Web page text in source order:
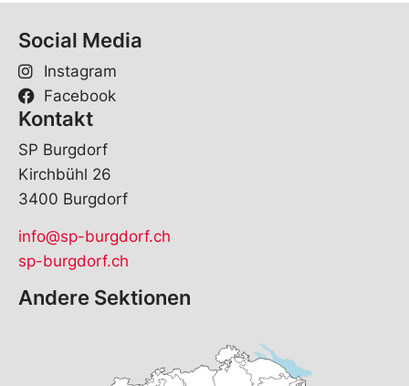
Social Media
Instagram
Facebook
Kontakt
SP Burgdorf
Kirchbühl 26
3400 Burgdorf
info@sp-burgdorf.ch
sp-burgdorf.ch
Andere Sektionen